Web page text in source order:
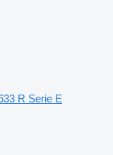
R Serie E